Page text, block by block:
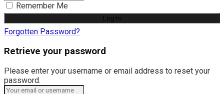
Remember Me
Forgotten Password?
Retrieve your password
Please enter your username or email address to reset your
password.